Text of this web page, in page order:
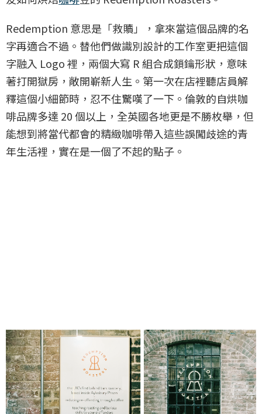
Redemption 意思是「救贖」，拿來當這個品牌的名
字再適合不過。替他們做識別設計的工作室更把這個
字融入 Logo 裡，兩個大寫 R 組合成鎖鑰形狀，意味
著打開獄房，敞開嶄新人生。第一次在店裡聽店員解
釋這個小細節時，忍不住驚嘆了一下。倫敦的自烘咖
啡品牌多達 20 個以上，全英國各地更是不勝枚舉，但
能想到將當代都會的精緻咖啡帶入這些誤闖歧途的青
年生活裡，實在是一個了不起的點子。